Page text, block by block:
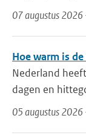
07 augustus
Hoe warm is
Nederland
dagen en
05 augustus